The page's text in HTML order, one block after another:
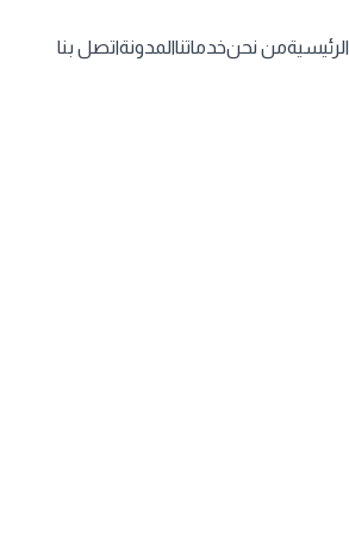
الرئيسيةمن نحنخدماتناالمدونةاتصل بنا